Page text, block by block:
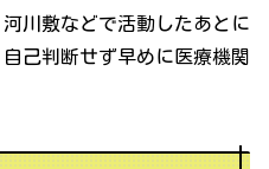
川敷などで活動したあとに
己判断せず早めに医療機関